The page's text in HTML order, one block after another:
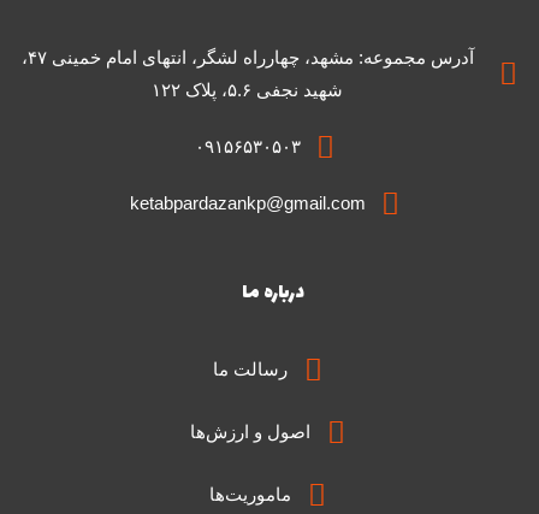
آدرس مجموعه: مشهد، چهارراه لشگر، انتهای امام خمینی ۴۷،
شهید نجفی ۵.۶، پلاک ۱۲۲
۰۹۱۵۶۵۳۰۵۰۳
ketabpardazankp@gmail.com
درباره ما
رسالت ما
اصول و ارزش‌ها
ماموریت‌ها